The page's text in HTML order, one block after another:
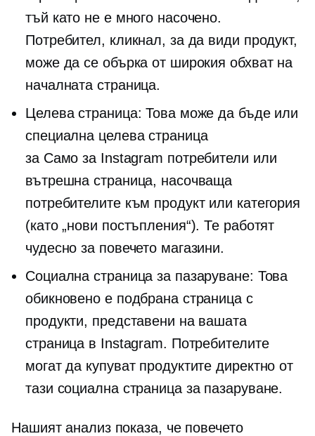
тъй като не е много насочено.
Потребител, кликнал, за да види продукт,
може да се обърка от широкия обхват на
началната страница.
Целева страница: Това може да бъде или
специална целева страница
за Само за Instagram потребители или
вътрешна страница, насочваща
потребителите към продукт или категория
(като „нови постъпления“). Те работят
чудесно за повечето магазини.
Социална страница за пазаруване: Това
обикновено е подбрана страница с
продукти, представени на вашата
страница в Instagram. Потребителите
могат да купуват продуктите директно от
тази социална страница за пазаруване.
Нашият анализ показа, че повечето